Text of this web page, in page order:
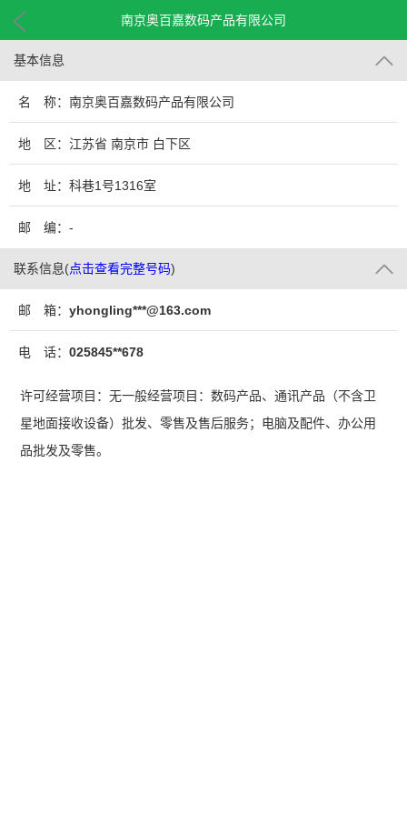
南京奥百嘉数码产品有限公司
基本信息
名 称：南京奥百嘉数码产品有限公司
地 区：江苏省 南京市 白下区
地 址：科巷1号1316室
邮 编：-
联系信息(点击查看完整号码)
邮 箱： yhongling***@163.com
电 话： 025845**678
许可经营项目：无一般经营项目：数码产品、通讯产品（不含卫
星地面接收设备）批发、零售及售后服务；电脑及配件、办公用
品批发及零售。